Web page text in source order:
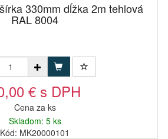
330mm dĺžka 2m tehlová
RAL 8004
€ s DPH
Cena za ks
Skladom: 5 ks
Kód: MK20000101